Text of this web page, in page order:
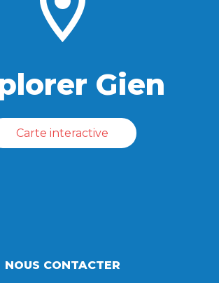
Gien
Carte interactive
NOUS CONTACTER